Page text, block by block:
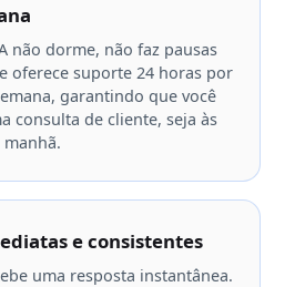
não dorme, não faz pausas
oferece suporte 24 horas por
garantindo que você
consulta de cliente, seja às
manhã.
e consistentes
uma resposta instantânea.